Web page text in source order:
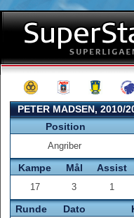
PETER MADSEN, 2010/
Position
Angriber
Kampe Mål Assist
17 3 1
Runde Dato